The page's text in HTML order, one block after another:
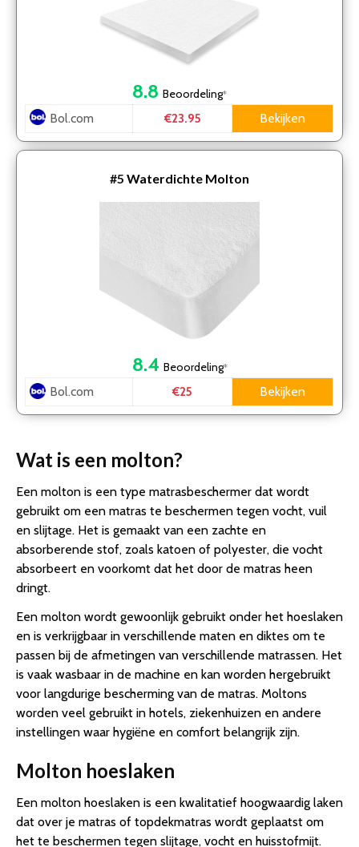
8.8 Beoordeling*
Bol.com €23.95 Bekijken
#5 Waterdichte Molton
8.4 Beoordeling*
Bol.com €25 Bekijken
Wat is een molton?
Een molton is een type matrasbeschermer dat wordt
gebruikt om een matras te beschermen tegen vocht, vuil
en slijtage. Het is gemaakt van een zachte en
absorberende stof, zoals katoen of polyester, die vocht
absorbeert en voorkomt dat het door de matras heen
dringt.
Een molton wordt gewoonlijk gebruikt onder het hoeslaken
en is verkrijgbaar in verschillende maten en diktes om te
passen bij de afmetingen van verschillende matrassen. Het
is vaak wasbaar in de machine en kan worden hergebruikt
voor langdurige bescherming van de matras. Moltons
worden veel gebruikt in hotels, ziekenhuizen en andere
instellingen waar hygiëne en comfort belangrijk zijn.
Molton hoeslaken
Een molton hoeslaken is een kwalitatief hoogwaardig laken
dat over je matras of topdekmatras wordt geplaatst om
het te beschermen tegen slijtage, vocht en huisstofmijt.